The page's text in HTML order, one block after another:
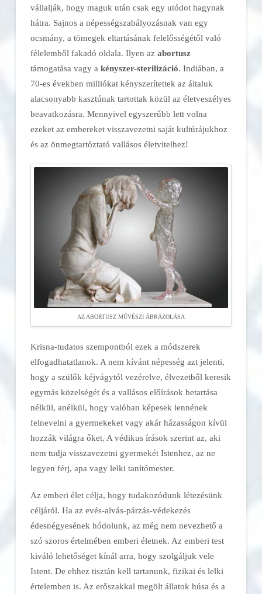
vállalják, hogy maguk után csak egy utódot hagynak
hátra. Sajnos a népességszabályozásnak van egy
ocsmány, a tömegek eltartásának felelősségétől való
félelemből fakadó oldala. Ilyen azabortusz
támogatása vagy a kényszer-sterilizáció. Indiában, a
70-es években milliókat kényszerítettek az általuk
alacsonyabb kasztúnak tartottak közül az életveszélyes
beavatkozásra. Mennyivel egyszerűbb lett volna
ezeket az embereket visszavezetni saját kultúrájukhoz
és az önmegtartóztató vallásos életvitelhez!
AZ ABORTUSZ MŰVÉSZI ÁBRÁZOLÁSA
Krisna-tudatos szempontból ezek a módszerek
elfogadhatatlanok. A nem kívánt népesség azt jelenti,
hogy a szülők kéjvágytól vezérelve, élvezetből keresik
egymás közelségét és a vallásos előírások betartása
nélkül, anélkül, hogy valóban képesek lennének
felnevelni a gyermekeket vagy akár házasságon kívül
hozzák világra őket. A védikus írások szerint az, aki
nem tudja visszavezetni gyermekét Istenhez, az ne
legyen férj, apa vagy lelki tanítómester.
Az emberi élet célja, hogy tudakozódunk létezésünk
céljáról. Ha az evés-alvás-párzás-védekezés
édesnégyesének hódolunk, az még nem nevezhető a
szó szoros értelmében emberi életnek. Az emberi test
kiváló lehetőséget kínál arra, hogy szolgáljuk vele
Istent. De ehhez tisztán kell tartanunk, fizikai és lelki
értelemben is. Az erőszakkal megölt állatok húsa és a